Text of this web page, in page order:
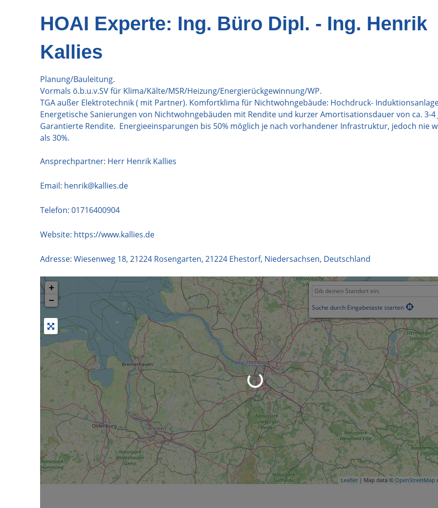
HOAI Experte: Ing. Büro Dipl. - Ing. Henrik
Kallies
Planung/Bauleitung.
Vormals ö.b.u.v.SV für Klima/Kälte/MSR/Heizung/Energierückgewinnung/WP.
TGA außer Elektrotechnik ( mit Partner). Komfortklima für Nichtwohngebäude: Hochdruck-
Energetische Sanierungen von Nichtwohngebäuden mit Rendite und kurzer Amortisationsdauer von ca. 3-4
Garantierte Rendite. Energieeinsparungen bis 50% möglich je nach vorhandener Infrastruktur, jedoch nie
als 30%.
Ansprechpartner: Herr Henrik Kallies
Email: henrik@kallies.de
Telefon: 01716400904
Website: https://www.kallies.de
Adresse: Wiesenweg 18, 21224 Rosengarten, 21224 Ehestorf, Niedersachsen, Deutschland
+
−
Suche durch Eingabetaste starten
Leaflet | Map data © OpenStreetMap